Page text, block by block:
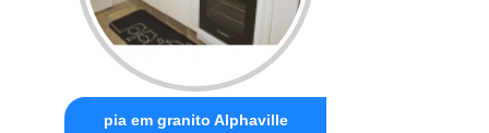
pia em granito Alphaville